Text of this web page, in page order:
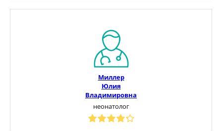
Миллер
Юлия
Владимировна
неонатолог